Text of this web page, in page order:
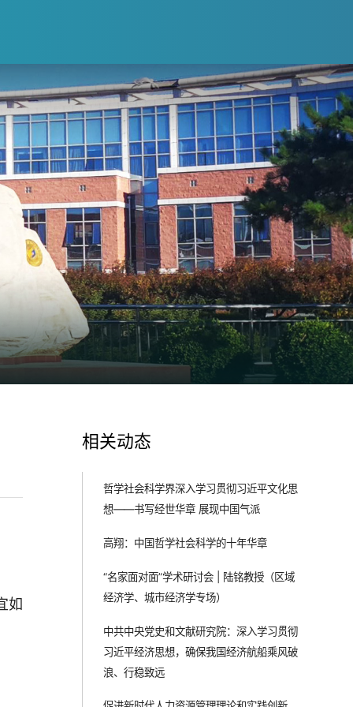
如
相关动态
哲学社会科学界深入学习贯彻习近平文化思
想——书写经世华章 展现中国气派
高翔：中国哲学社会科学的十年华章
“名家面对面”学术研讨会 | 陆铭教授（区域
经济学、城市经济学专场）
中共中央党史和文献研究院：深入学习贯彻
习近平经济思想，确保我国经济航船乘风破
浪、行稳致远